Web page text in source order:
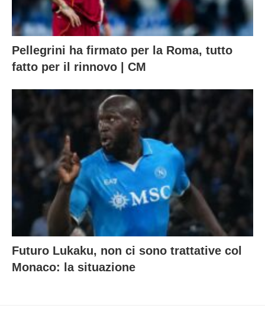
Pellegrini ha firmato per la Roma, tutto
fatto per il rinnovo | CM
Futuro Lukaku, non ci sono trattative col
Monaco: la situazione